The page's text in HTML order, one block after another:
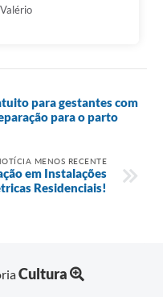
para gestantes com
para o parto
MENOS RECENTE
em Instalações
Residenciais!
Cultura